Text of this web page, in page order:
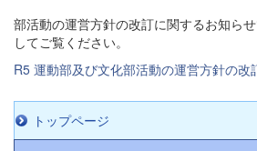
部活動の運営方針の改訂に関するお知ら
してご覧ください。
R5 運動部及び文化部活動の運営方針の改
トップページ